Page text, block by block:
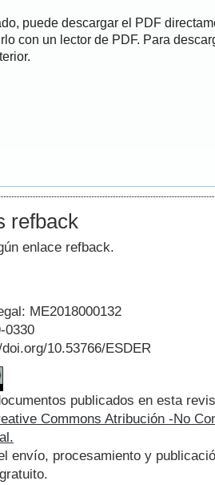
puede descargar el PDF
con un lector de PDF. Para
refback
enlace refback.
ME2018000132
0330
10.53766/ESDER
publicados en esta
Commons Atribución -No
envío, procesamiento y